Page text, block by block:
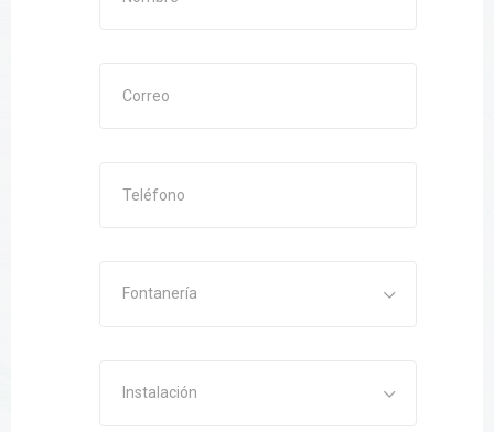
Fontanería
Instalación